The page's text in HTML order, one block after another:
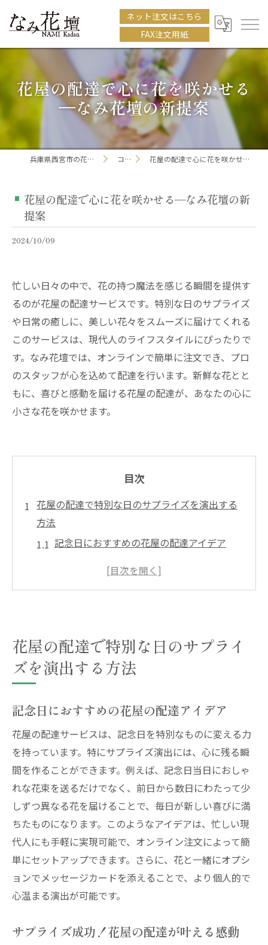
ネット注文はこちら
FAX注文用紙
花屋の配達で心に花を咲かせる
—なみ花壇の新提案
兵庫県西宮市の花屋ならなみ花壇 コラム 花屋の配達で心に花を咲かせる—なみ花壇の新提案
花屋の配達で心に花を咲かせる—なみ花壇の新
提案
2024/10/09
忙しい日々の中で、花の持つ魔法を感じる瞬間を提供す
るのが花屋の配達サービスです。特別な日のサプライズ
や日常の癒しに、美しい花々をスムーズに届けてくれる
このサービスは、現代人のライフスタイルにぴったりで
す。なみ花壇では、オンラインで簡単に注文でき、プロ
のスタッフが心を込めて配達を行います。新鮮な花とと
もに、喜びと感動を届ける花屋の配達が、あなたの心に
小さな花を咲かせます。
目次
花屋の配達で特別な日のサプライズを演出する
方法
記念日におすすめの花屋の配達アイデア
サプライズ成功！花屋の配達が叶える感動
花屋の配達で誕生日をもっと特別に
結婚記念日にぴったりな花屋の配達サービ
ス
毎日に彩りを加える花屋の配達の魅力
忙しい日々に安らぎを与える花屋の配達
ストレス解消に花屋の配達を活用しよう
花屋の配達でオフィスデスクを華やかに
心を癒す！花屋の配達で得られるリラクゼ
ーション
花屋の配達がもたらすメンタルヘルスへの
効果
オンライン注文で花屋の配達をもっと便利に
簡単便利！オンラインで花屋の配達を依頼
花屋のオンライン注文が生活を変える理由
花屋の配達で特別な日のサプライ
ズを演出する方法
記念日におすすめの花屋の配達アイデア
花屋の配達サービスは、記念日を特別なものに変える力
を持っています。特にサプライズ演出には、心に残る瞬
間を作ることができます。例えば、記念日当日におしゃ
れな花束を送るだけでなく、前日から数日にわたって少
しずつ異なる花を届けることで、毎日が新しい喜びに満
ちたものになります。このようなアイデアは、忙しい現
代人にも手軽に実現可能で、オンライン注文によって簡
単にセットアップできます。さらに、花と一緒にオプシ
ョンでメッセージカードを添えることで、より個人的で
心温まる演出が可能です。
サプライズ成功！花屋の配達が叶える感動